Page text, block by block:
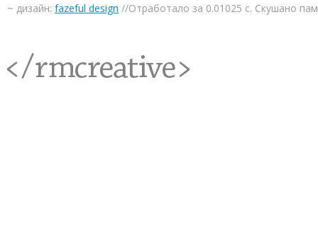
~ дизайн: fazeful design //Отработало за 0.01025 с. Скушано
<rmcreative/>